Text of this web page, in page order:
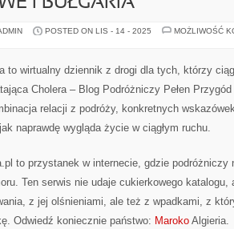
POSTED ON LIS - 14 - 2025
MOŻLIWOŚĆ
to wirtualny dziennik z drogi dla tych, którzy
Cholera – Blog Podróżniczy Pełen
relacji z podróży, konkretnych
naprawdę wygląda życie w ciągłym ruchu.
to przystanek w internecie, gdzie
Ten serwis nie udaje cukierkowego katalogu,
z jej olśnieniami, ale też z wpadkami, z
Odwiedź koniecznie państwo: Maroko Algieria.